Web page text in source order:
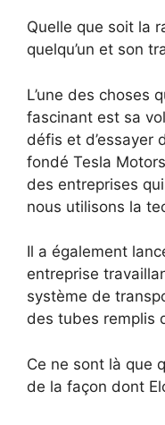
Quelle que soit la
quelqu’un et son
L’une des choses
fascinant est sa
défis et d’essayer
fondé Tesla
des entreprises
nous utilisons la
Il a également
entreprise
système de
des tubes remplis
Ce ne sont là que
de la façon dont